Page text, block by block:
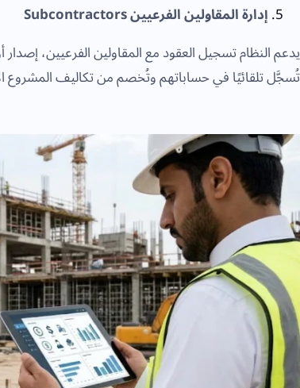
إدارة المقاولين الفرعيين Subcontractors
يدعم النظام تسجيل العقود مع المقاولين الفرعيين،
تُسجَّل تلقائيًا في حساباتهم وتُخصم من تكاليف المشروع